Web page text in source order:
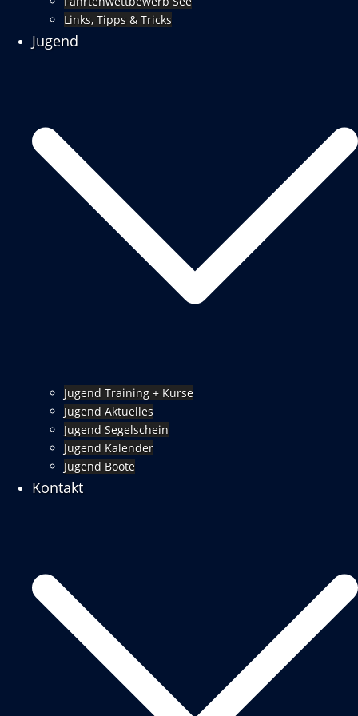
Links, Tipps & Tricks
Jugend
Jugend Training + Kurse
Jugend Aktuelles
Jugend Segelschein
Jugend Kalender
Jugend Boote
Kontakt